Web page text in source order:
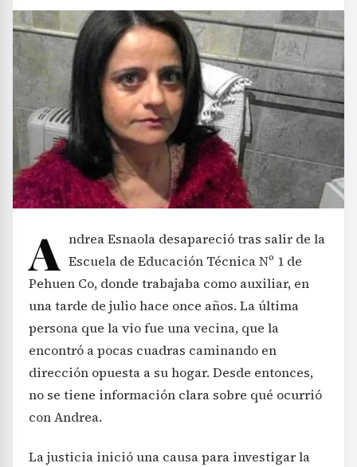
A ndrea Esnaola desapareció tras salir de la
Escuela de Educación Técnica Nº 1 de
Pehuen Co, donde trabajaba como auxiliar, en
una tarde de julio hace once años. La última
persona que la vio fue una vecina, que la
encontró a pocas cuadras caminando en
dirección opuesta a su hogar. Desde entonces,
no se tiene información clara sobre qué ocurrió
con Andrea.
La justicia inició una causa para investigar la